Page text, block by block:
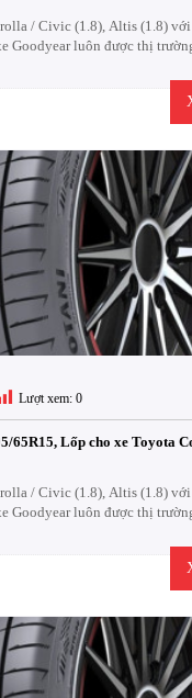
/ Civic (1.8), Altis (1.8)
Goodyear luôn được thị
Lượt xem: 0
65R15, Lốp cho xe Toyota
/ Civic (1.8), Altis (1.8)
Goodyear luôn được thị